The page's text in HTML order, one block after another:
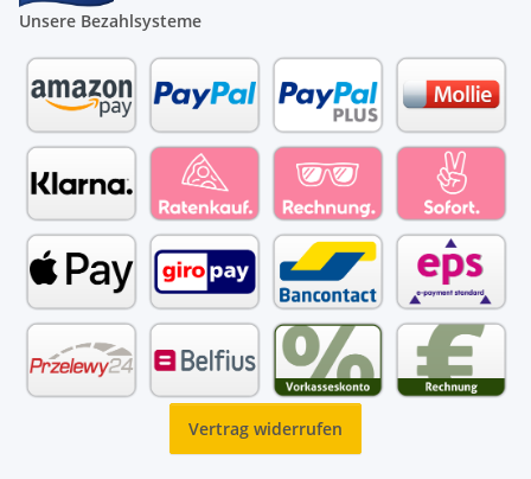
Unsere Bezahlsysteme
Vertrag widerrufen